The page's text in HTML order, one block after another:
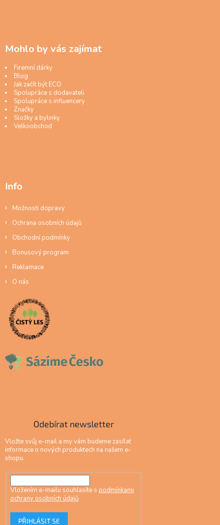
Mohlo by vás zajímat
Firemní dárky
Blog
Jak začít být ECO
Spolupráce s dodavateli
Spolupráce s influencery
Značky
Složky a bylinky
Velkoobchod
Info
Možnosti dopravy
Ochrana osobních údajů
Obchodní podmínky
Bonusový program
Reklamace
O nás
Odebírat newsletter
Vložte svůj e-mail a my vám budeme zasílat
informace o nových produktech na našem e-
shopu.
Vložením e-mailu souhlasíte s podmínkami
ochrany osobních údajů
PŘIHLÁSIT SE